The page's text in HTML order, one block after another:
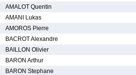
AMALOT Quentin
AMANI Lukas
AMOROS Pierre
BACROT Alexandre
BAILLON Olivier
BARON Arthur
BARON Stephane